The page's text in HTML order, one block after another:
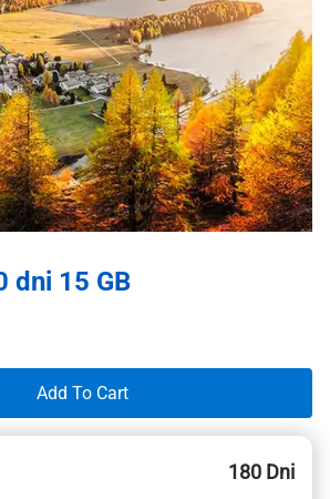
dni 15 GB
Add To Cart
180 Dni